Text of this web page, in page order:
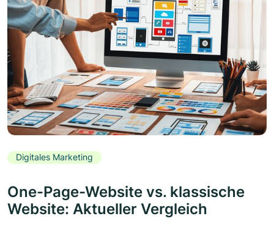
Digitales Marketing
One-Page-Website vs. klassische
Website: Aktueller Vergleich